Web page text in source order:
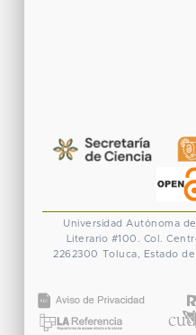
Universidad Autónoma
Literario #100. Col.
2262300 Toluca, Estado de